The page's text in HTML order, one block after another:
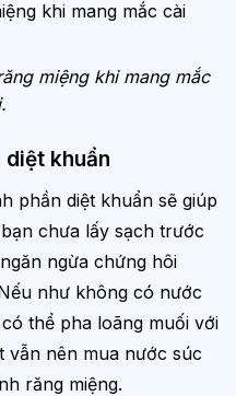
miệng khi mang mắc
diệt khuẩn
phần diệt khuẩn sẽ giúp
chưa lấy sạch trước
ngừa chứng hôi
như không có nước
thể pha loãng muối với
vẫn nên mua nước súc
răng miệng.